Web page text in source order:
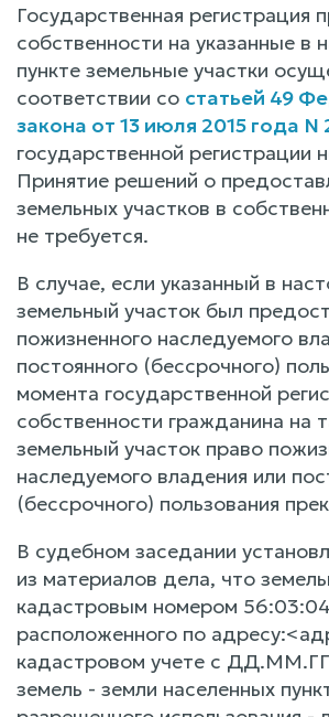
Государственная регистрация
собственности на указанные в
пункте земельные участки
соответствии со статьей 49
закона от 13 июля 2015 года N
государственной регистрации
Принятие решений о
земельных участков в
не требуется.
В случае, если указанный в
земельный участок был
пожизненного наследуемого
постоянного (бессрочного)
момента государственной
собственности гражданина на
земельный участок право
наследуемого владения или
(бессрочного) пользования
В судебном заседании
из материалов дела, что
кадастровым номером
расположенного по
кадастровом учете с
земель - земли населенных